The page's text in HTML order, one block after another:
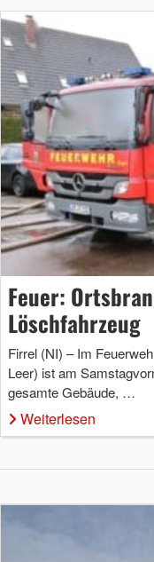
Feuer:
Löschfahrzeug
Firrel (NI) – Im
Leer) ist am
gesamte Gebäude, …
Weiterlesen